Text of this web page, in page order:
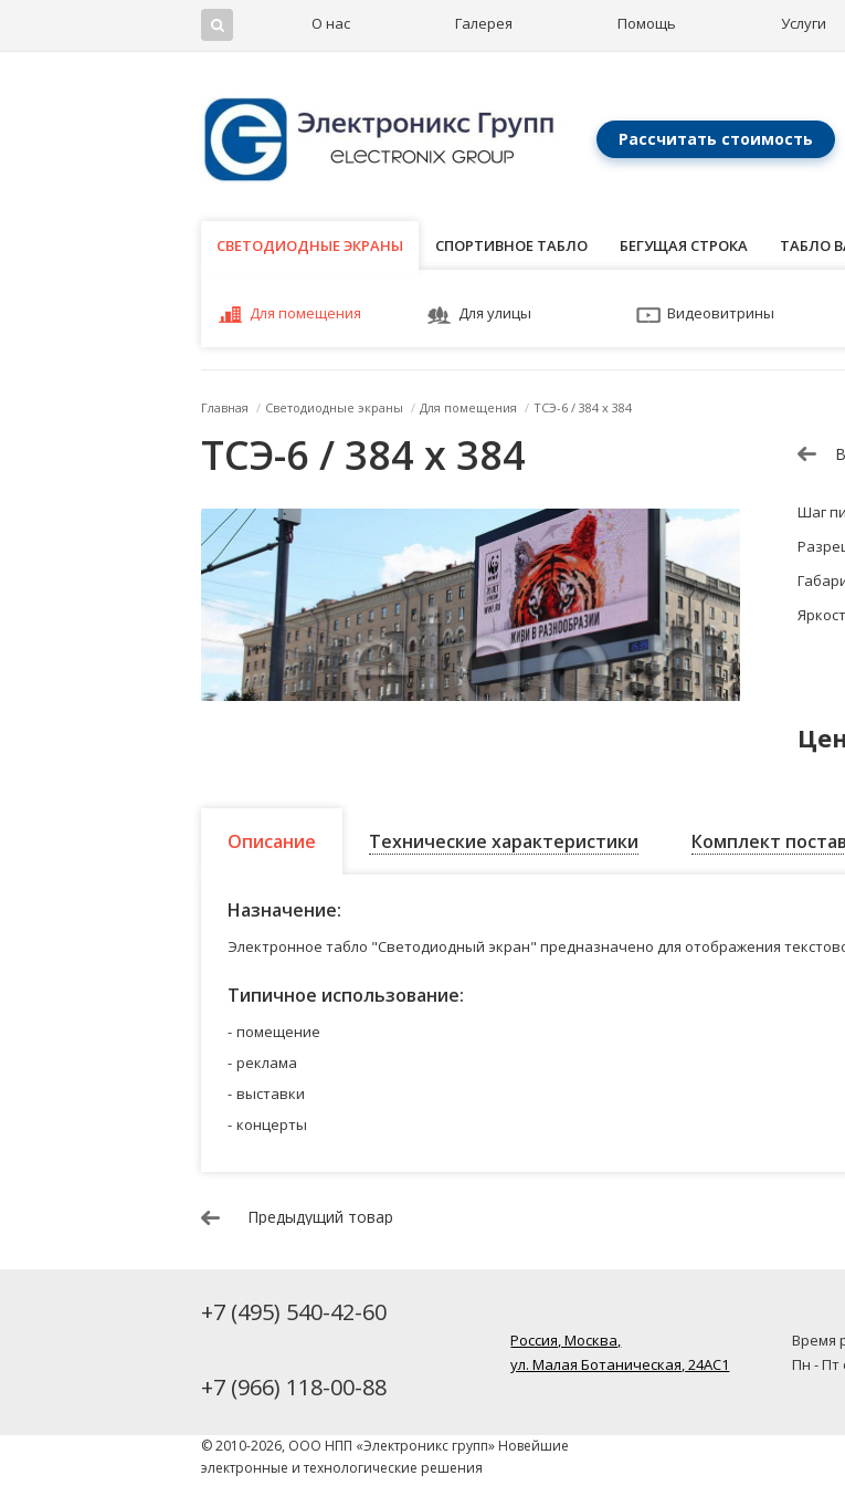
О нас Галерея Помощь Услуги
Рассчитать стоимость
СВЕТОДИОДНЫЕ ЭКРАНЫ
СВЕТОДИОДНЫЕ ЭКРАНЫ СПОРТИВНОЕ ТАБЛО БЕГУЩАЯ СТРОКА ТАБЛО
Для помещения Для улицы Видеовитрины
Главная / Светодиодные экраны / Для помещения / ТСЭ-6 / 384 x 384
ТСЭ-6 / 384 x 384
Шаг
Описание Технические характеристики Комплект
Назначение:
Электронное табло "Светодиодный экран" предназначено для отображения
Типичное использование:
помещение
реклама
выставки
концерты
Предыдущий товар
+7 (495) 540-42-60
+7 (966) 118-00-88
Россия, Москва,
ул. Малая Ботаническая, 24AC1
Время
Пн - Пт
© 2010-2026, ООО НПП «Электроникс групп» Новейшие
электронные и технологические решения